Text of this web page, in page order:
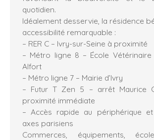
quotidien.
Idéalement desservie, la résidence
accessibilité remarquable :
– RER C – Ivry-sur-Seine à proximité
– Métro ligne 8 – École Vétérinaire
Alfort
– Métro ligne 7 – Mairie d’Ivry
– Futur T Zen 5 – arrêt Maurice
proximité immédiate
– Accès rapide au périphérique
axes parisiens
Commerces, équipements,